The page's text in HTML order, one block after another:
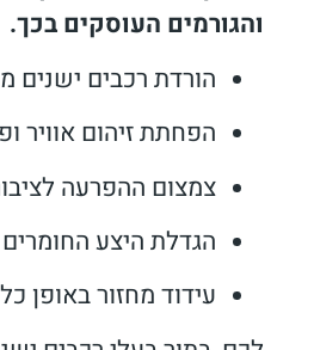
והגורמים העוסקים בכך.
הורדת רכבים ישנים
הפחתת זיהום אוויר
צמצום ההפרעה
הגדלת היצע
עידוד מחזור באופן